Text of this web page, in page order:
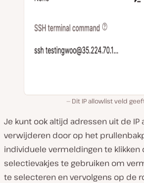
Dit IP allowlist veld
Je kunt ook altijd adressen uit de IP
verwijderen door op het
individuele vermeldingen te klikken
selectievakjes te gebruiken om
te selecteren en vervolgens op de